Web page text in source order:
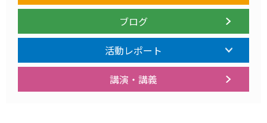
ブログ
活動レポート
講演・講義